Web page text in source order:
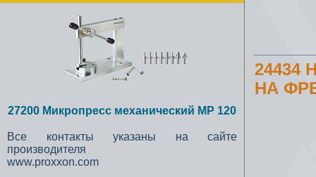
27200 Микропресс механический MP 120
Все контакты указаны на сайте
производителя
www.proxxon.com
НА